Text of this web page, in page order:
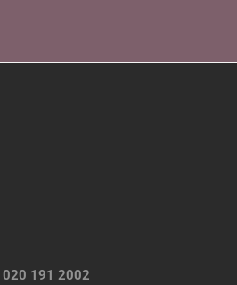
020 191 2002